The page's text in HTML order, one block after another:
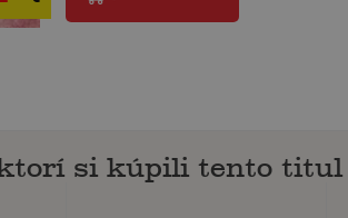
si kúpili tento